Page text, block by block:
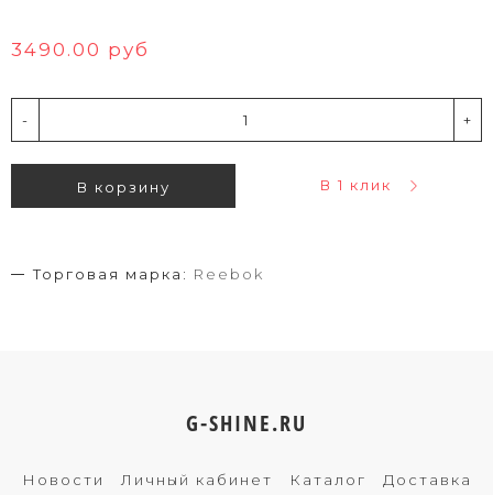
3490.00 руб
- +
В корзину В 1 клик
Торговая марка: Reebok
G-SHINE.RU
Новости Личный кабинет Каталог Доставка